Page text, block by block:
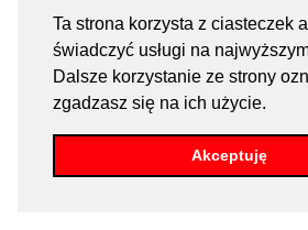
Ta strona korzysta z ciasteczek
świadczyć usługi na
Dalsze korzystanie ze strony
zgadzasz się na ich użycie.
Akceptuję